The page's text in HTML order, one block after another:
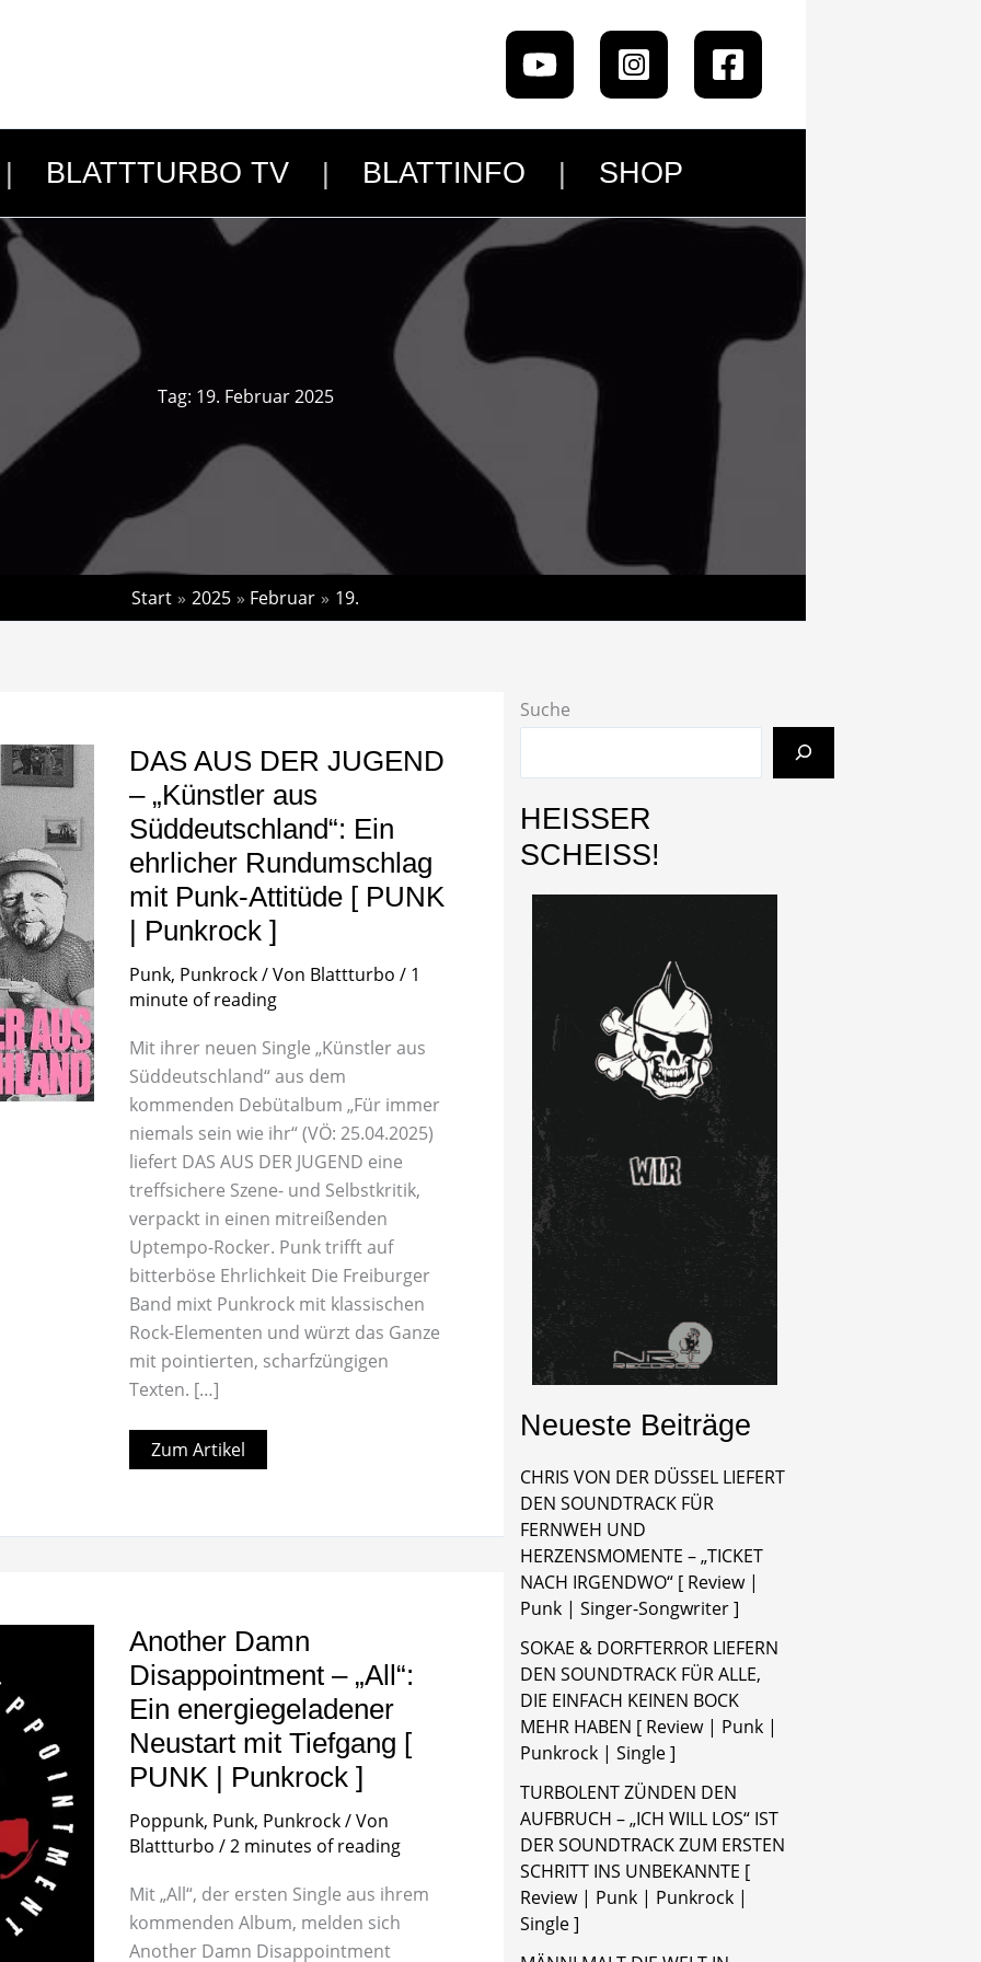
BLATTTURBO TV BLATTINFO SHOP
Tag: 19. Februar 2025
Start 2025 Februar 19.
DAS AUS DER JUGEND
– „Künstler aus
Süddeutschland“: Ein
ehrlicher Rundumschlag
mit Punk-Attitüde [ PUNK
| Punkrock ]
Punk, Punkrock/ Von Blattturbo / 1
minute of reading
Mit ihrer neuen Single „Künstler aus
Süddeutschland“ aus dem
kommenden Debütalbum „Für immer
niemals sein wie ihr“ (VÖ: 25.04.2025)
liefert DAS AUS DER JUGEND eine
treffsichere Szene- und Selbstkritik,
verpackt in einen mitreißenden
Uptempo-Rocker. Punk trifft auf
bitterböse Ehrlichkeit Die Freiburger
Band mixt Punkrock mit klassischen
Rock-Elementen und würzt das Ganze
mit pointierten, scharfzüngigen
Texten. […]
JUGEND
–
„Künstler
aus
Süddeutschland“:
Ein
ehrlicher
Rundumschlag
mit
Punk-
Attitüde
[
PUNK
|
Punkrock
Zum Artikel
Another Damn
Disappointment – „All“:
Ein energiegeladener
Neustart mit Tiefgang [
PUNK | Punkrock ]
Poppunk, Punk, Punkrock/ Von
Blattturbo /2 minutes of reading
Mit „All“, der ersten Single aus ihrem
kommenden Album, melden sich
Another Damn Disappointment
–
„All“:
Ein
energiegeladener
Neustart
mit
Tiefgang
[
PUNK
|
Punkrock
]
Suche
HEISSER
SCHEISS!
Neueste Beiträge
CHRIS VON DER DÜSSEL LIEFERT
DEN SOUNDTRACK FÜR
FERNWEH UND
HERZENSMOMENTE – „TICKET
NACH IRGENDWO“ [ Review |
Punk | Singer-Songwriter ]
SOKAE & DORFTERROR LIEFERN
DEN SOUNDTRACK FÜR ALLE,
DIE EINFACH KEINEN BOCK
MEHR HABEN [ Review | Punk |
Punkrock | Single ]
TURBOLENT ZÜNDEN DEN
AUFBRUCH – „ICH WILL LOS“ IST
DER SOUNDTRACK ZUM ERSTEN
SCHRITT INS UNBEKANNTE [
Review | Punk | Punkrock |
Single ]